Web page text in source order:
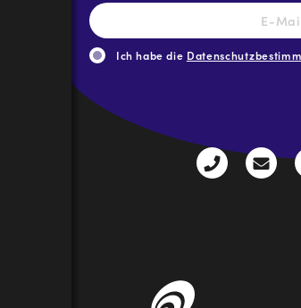
E-
Mail-
Adresse *
Ich habe die
+43